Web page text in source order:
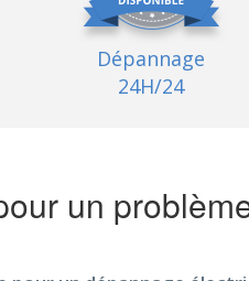
Dépannage
24H/24
un